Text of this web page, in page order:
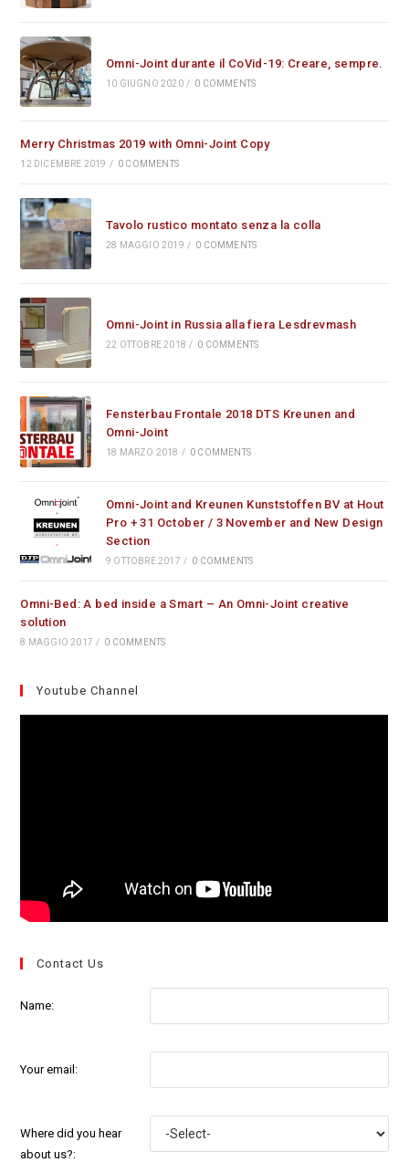
Omni-Joint durante il CoVid-19: Creare, sempre.
10 GIUGNO 2020 / 0 COMMENTS
Merry Christmas 2019 with Omni-Joint Copy
12 DICEMBRE 2019 / 0 COMMENTS
Tavolo rustico montato senza la colla
28 MAGGIO 2019 / 0 COMMENTS
Omni-Joint in Russia alla fiera Lesdrevmash
22 OTTOBRE 2018 / 0 COMMENTS
Fensterbau Frontale 2018 DTS Kreunen and
Omni-Joint
18 MARZO 2018 / 0 COMMENTS
Omni-Joint and Kreunen Kunststoffen BV at Hout
Pro + 31 October / 3 November and New Design
Section
9 OTTOBRE 2017 / 0 COMMENTS
Omni-Bed: A bed inside a Smart – An Omni-Joint creative
solution
8 MAGGIO 2017 / 0 COMMENTS
Youtube Channel
Contact Us
Name:
Your email:
Where did you hear
about us?: